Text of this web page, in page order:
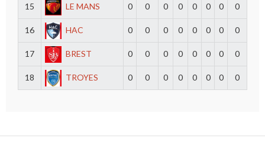
15 LE MANS 0 0 0 0 0 0 0 0
16 HAC 0 0 0 0 0 0 0 0
17 BREST 0 0 0 0 0 0 0 0
18 TROYES 0 0 0 0 0 0 0 0